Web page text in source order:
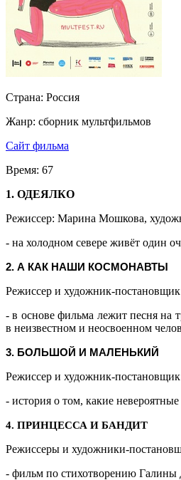
Страна: Россия
Жанр: сборник мультфильмов
Сайт фильма
Время: 67
1. ОДЕЯЛКО
Режиссер: Марина Мошкова,
- на холодном севере живёт один
2. А КАК НАШИ КОСМОНАВТЫ
Режиссер и художник-
- в основе фильма лежит песня на
в неизвестном и неосвоенном
3. БОЛЬШОЙ И МАЛЕНЬКИЙ
Режиссер и художник-
- история о том, какие
4. ПРИНЦЕССА И БАНДИТ
Режиссеры и художники-
- фильм по стихотворению